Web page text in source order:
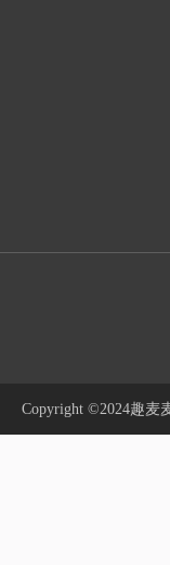
Copyright ©2024趣